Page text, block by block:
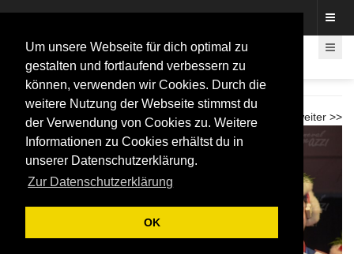
Um unsere Webseite für dich optimal zu
gestalten und fortlaufend verbessern zu
können, verwenden wir Cookies. Durch die
weitere Nutzung der Webseite stimmst du
der Verwendung von Cookies zu. Weitere
Informationen zu Cookies erhältst du in
unserer Datenschutzerklärung.
Zur Datenschutzerklärung
OK
Sitzung Bönnsche Funkentöter 2026
weiter >>
<< zurück